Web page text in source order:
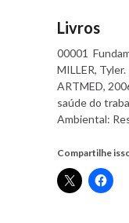
Livros
00001
MILLER,
ARTMED,
saúde do
Ambiental:
Compartilhe